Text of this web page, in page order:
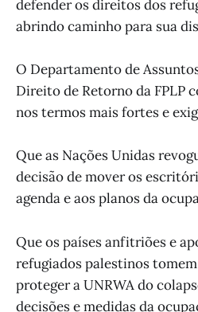
defender os direitos dos
abrindo caminho para sua
O Departamento de
Direito de Retorno da FPLP
nos termos mais fortes e
Que as Nações Unidas
decisão de mover os
agenda e aos planos da
Que os países anfitriões e
refugiados palestinos
proteger a UNRWA do
decisões e medidas da